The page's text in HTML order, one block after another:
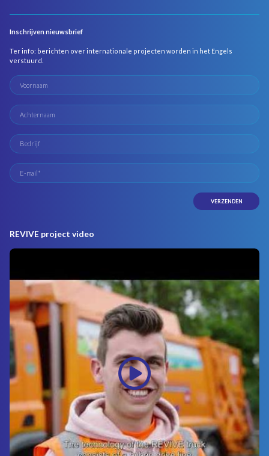
Inschrijven nieuwsbrief
Ter info: berichten over internationale projecten worden in het Engels
verstuurd.
REVIVE project video